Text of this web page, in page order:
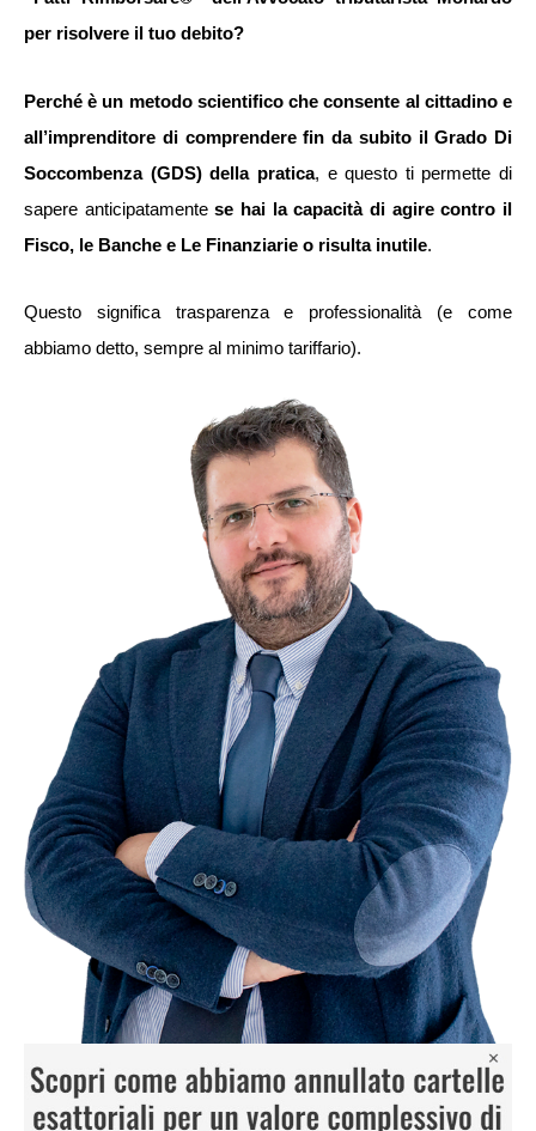
per risolvere il tuo debito?
Perché è un metodo scientifico che consente al cittadino e
all’imprenditore di comprendere fin da subito il Grado Di
Soccombenza (GDS) della pratica, e questo ti permette di
sapere anticipatamentese hai la capacità di agire contro il
Fisco, le Banche e Le Finanziarie o risulta inutile.
Questo significa trasparenza e professionalità (e come
abbiamo detto, sempre al minimo tariffario).